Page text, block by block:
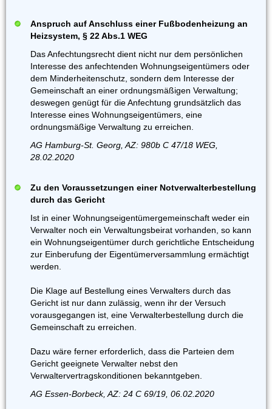
Anspruch auf Anschluss einer Fußbodenheizung an
Heizsystem, § 22 Abs.1 WEG
Das Anfechtungsrecht dient nicht nur dem persönlichen
Interesse des anfechtenden Wohnungseigentümers oder
dem Minderheitenschutz, sondern dem Interesse der
Gemeinschaft an einer ordnungsmäßigen Verwaltung;
deswegen genügt für die Anfechtung grundsätzlich das
Interesse eines Wohnungseigentümers, eine
ordnungsmäßige Verwaltung zu erreichen.
AG Hamburg-St. Georg, AZ: 980b C 47/18 WEG,
28.02.2020
Zu den Voraussetzungen einer Notverwalterbestellung
durch das Gericht
Ist in einer Wohnungseigentümergemeinschaft weder ein
Verwalter noch ein Verwaltungsbeirat vorhanden, so kann
ein Wohnungseigentümer durch gerichtliche Entscheidung
zur Einberufung der Eigentümerversammlung ermächtigt
werden.
Die Klage auf Bestellung eines Verwalters durch das
Gericht ist nur dann zulässig, wenn ihr der Versuch
vorausgegangen ist, eine Verwalterbestellung durch die
Gemeinschaft zu erreichen.
Dazu wäre ferner erforderlich, dass die Parteien dem
Gericht geeignete Verwalter nebst den
Verwaltervertragskonditionen bekanntgeben.
AG Essen-Borbeck, AZ: 24 C 69/19, 06.02.2020